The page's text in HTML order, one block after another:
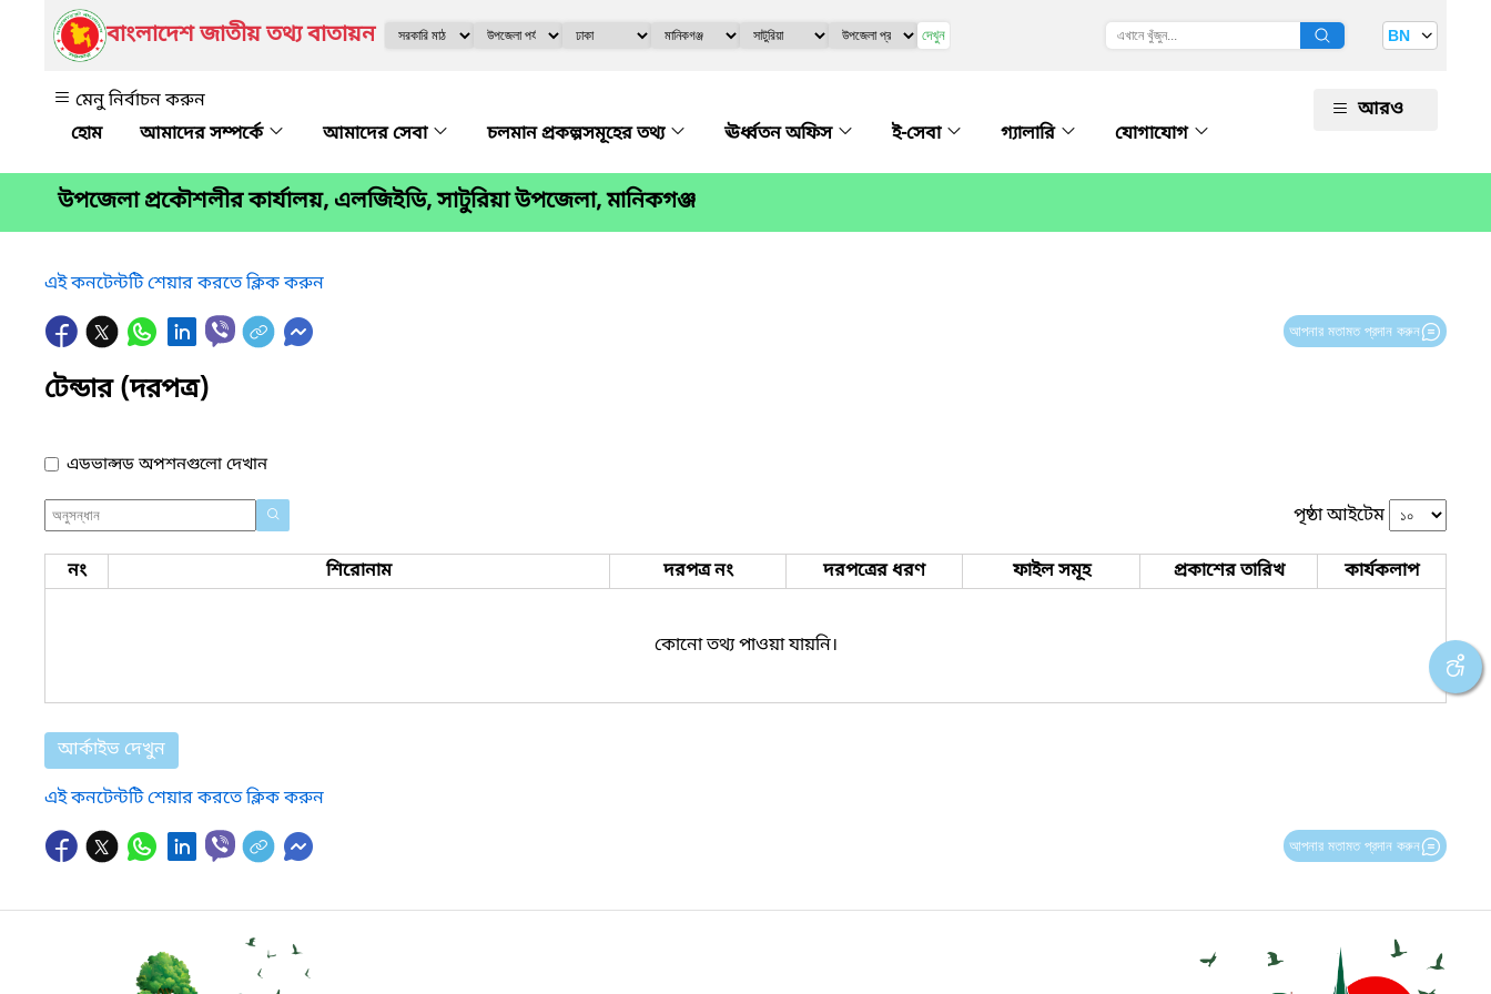
বাংলাদেশ জাতীয় তথ্য বাতায়ন দেখুন BN
মেনু নির্বাচন করুন
আমাদের সম্পর্কে
আমাদের সেবা চলমান প্রকল্পসমূহের তথ্য ঊর্ধ্বতন অফিস ই-সেবা গ্যালারি যোগাযোগ
আরও
উপজেলা প্রকৌশলীর কার্যালয়, এলজিইডি, সাটুরিয়া উপজেলা, মানিকগঞ্জ
এই কনটেন্টটি শেয়ার করতে ক্লিক করুন
আপনার মতামত প্রদান করুন
টেন্ডার (দরপত্র)
এডভান্সড অপশনগুলো দেখান
পৃষ্ঠা আইটেম
নং শিরোনাম দরপত্র নং দরপত্রের ধরণ ফাইল সমূহ প্রকাশের তারিখ কার্যকলাপ
কোনো তথ্য পাওয়া যায়নি।
আর্কাইভ দেখুন
এই কনটেন্টটি শেয়ার করতে ক্লিক করুন
আপনার মতামত প্রদান করুন